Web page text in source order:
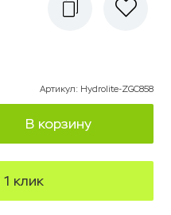
Артикул: Hydrolite-ZGC858
В корзину
клик